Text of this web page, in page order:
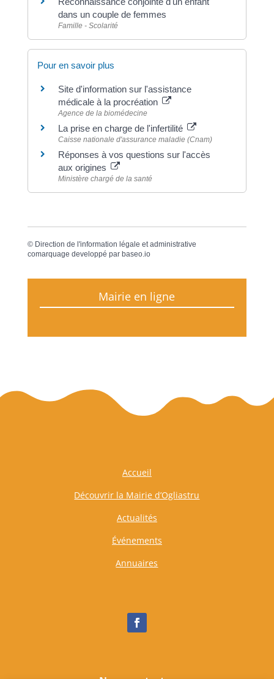
dans un couple de femmes
Famille - Scolarité
Pour en savoir plus
Site d'information sur l'assistance
médicale à la procréation
Agence de la biomédecine
La prise en charge de l'infertilité
Caisse nationale d'assurance maladie (Cnam)
Réponses à vos questions sur l'accès
aux origines
Ministère chargé de la santé
© Direction de l'information légale et administrative
comarquage developpé par baseo.io
Mairie en ligne
Accueil
Découvrir la Mairie d’Ogliastru
Actualités
Événements
Annuaires